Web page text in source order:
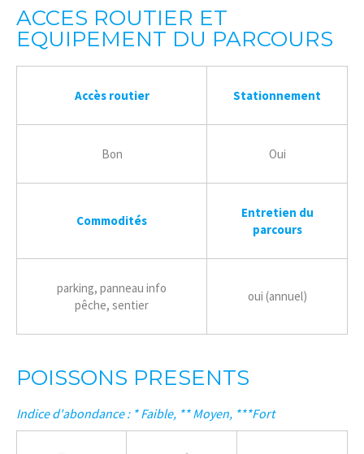
ACCES ROUTIER ET
EQUIPEMENT DU PARCOURS
Accès routier Stationnement
Bon Oui
Commodités
Entretien du
parcours
parking, panneau info
pêche, sentier
oui (annuel)
POISSONS PRESENTS
Indice d'abondance : * Faible, ** Moyen, ***Fort